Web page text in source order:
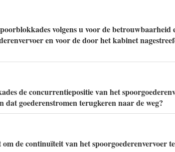
volgens u voor de betrouwbaarheid
en voor de door het kabinet
de concurrentiepositie van het
dat goederenstromen terugkeren naar de weg?
de continuïteit van het spoorgoederenvervoer